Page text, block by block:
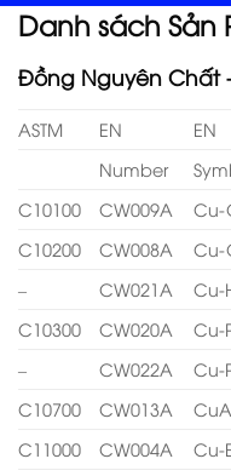
Danh sách Sản
Đồng Nguyên Chất
ASTM EN EN
Number
C10100
CW009A Cu-
C10200
CW008A Cu-
–
CW021A Cu-
C10300
CW020A Cu-
–
CW022A Cu-
C10700
CW013A
C11000
CW004A Cu-